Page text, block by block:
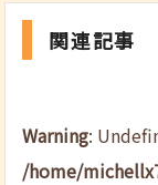
関連記事
Warning:
/home/